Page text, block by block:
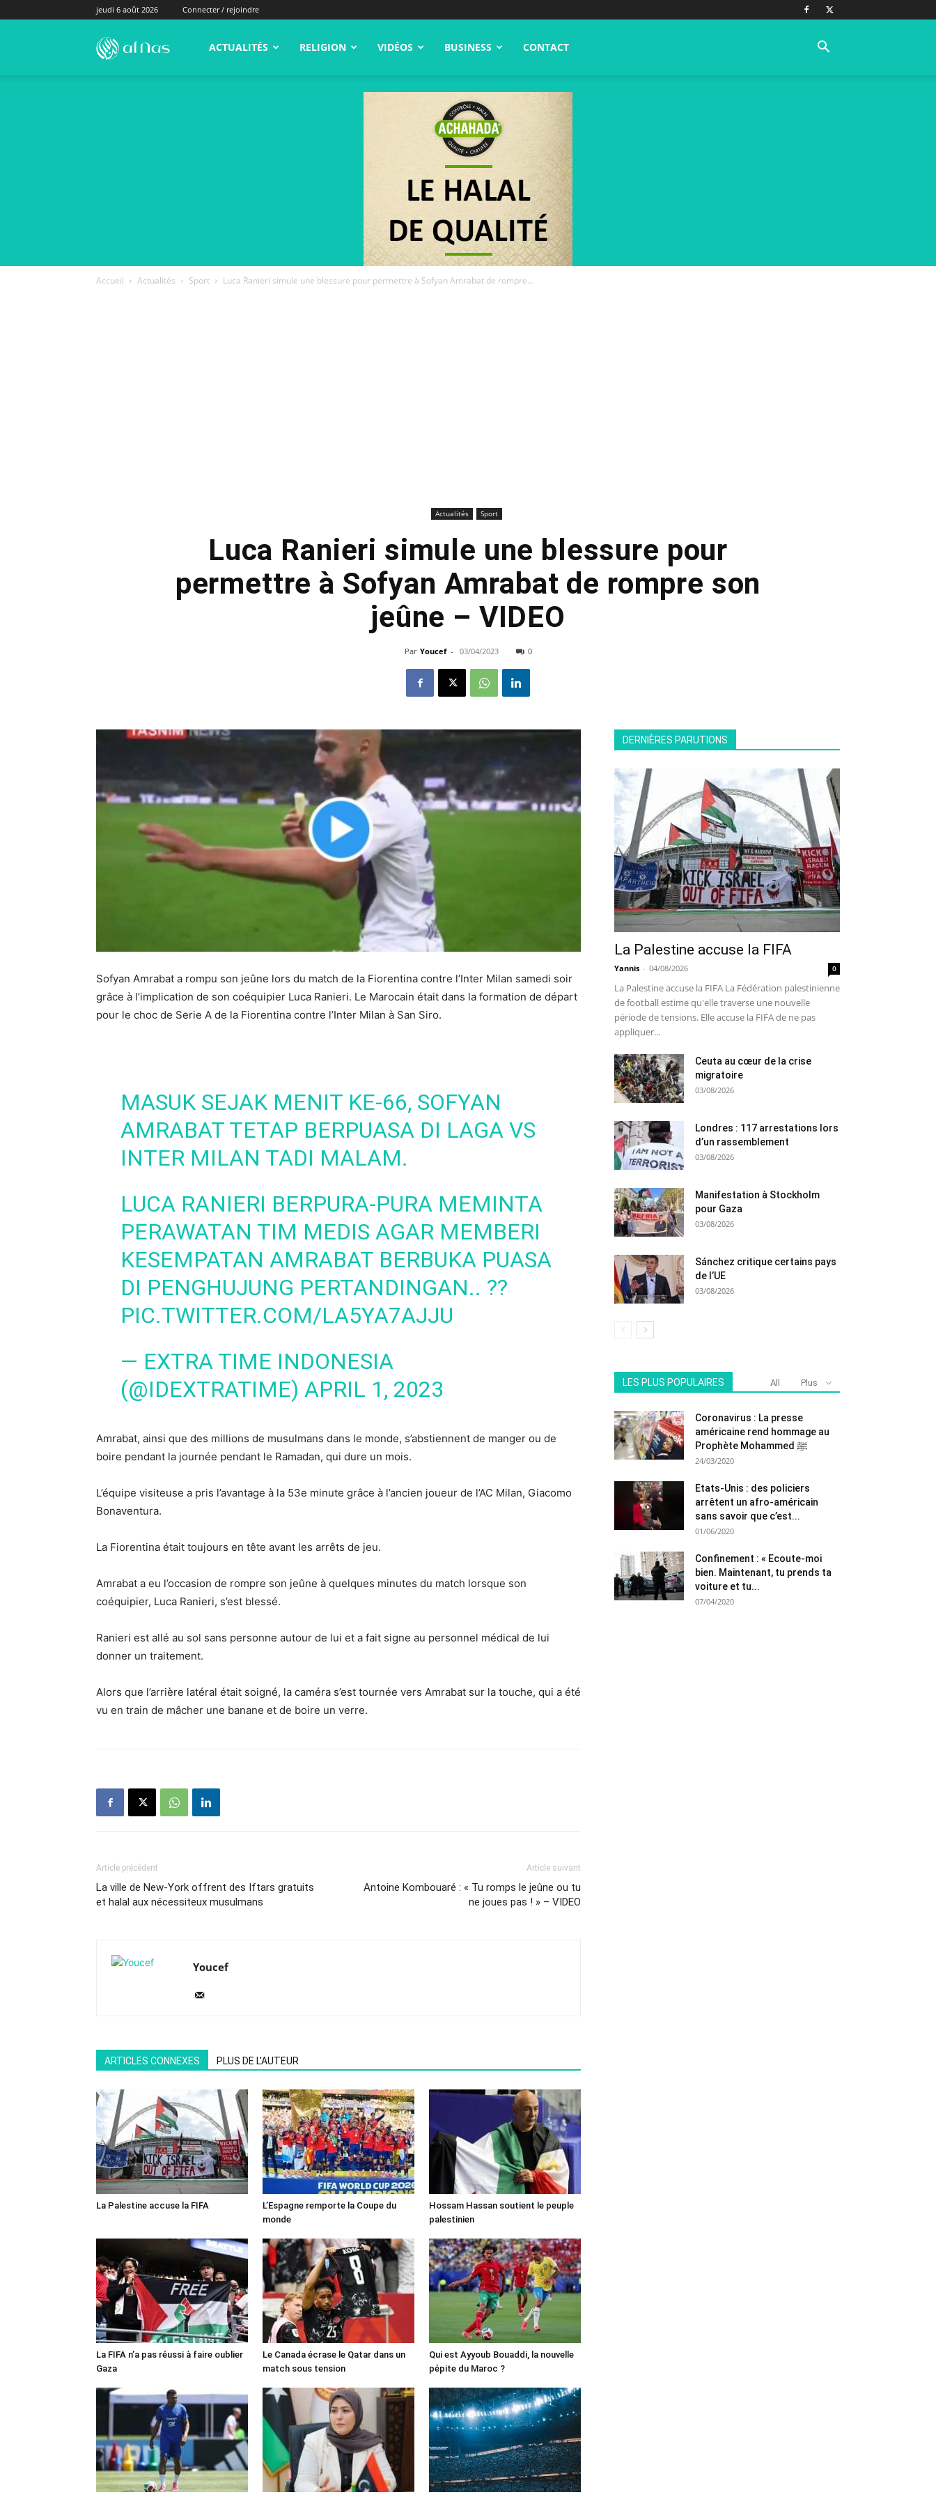
jeudi 6 août 2026 Connecter / rejoindre
alNas.fr ACTUALITÉS RELIGION VIDÉOS BUSINESS CONTACT
Accueil Actualités Sport Luca Ranieri simule une blessure pour permettre à Sofyan Amrabat de rompre...
Actualités Sport
Luca Ranieri simule une blessure pour
permettre à Sofyan Amrabat de rompre son
jeûne – VIDEO
Par Youcef - 03/04/2023 0
Sofyan Amrabat a rompu son jeûne lors du match de la Fiorentina contre l’Inter Milan samedi soir
grâce à l’implication de son coéquipier Luca Ranieri. Le Marocain était dans la formation de départ
pour le choc de Serie A de la Fiorentina contre l’Inter Milan à San Siro.
MASUK SEJAK MENIT KE-66, SOFYAN
AMRABAT TETAP BERPUASA DI LAGA VS
INTER MILAN TADI MALAM.
LUCA RANIERI BERPURA-PURA MEMINTA
PERAWATAN TIM MEDIS AGAR MEMBERI
KESEMPATAN AMRABAT BERBUKA PUASA
DI PENGHUJUNG PERTANDINGAN.. ??
PIC.TWITTER.COM/LA5YA7AJJU
— EXTRA TIME INDONESIA
(@IDEXTRATIME) APRIL 1, 2023
Amrabat, ainsi que des millions de musulmans dans le monde, s’abstiennent de manger ou de
boire pendant la journée pendant le Ramadan, qui dure un mois.
L’équipe visiteuse a pris l’avantage à la 53e minute grâce à l’ancien joueur de l’AC Milan, Giacomo
Bonaventura.
La Fiorentina était toujours en tête avant les arrêts de jeu.
Amrabat a eu l’occasion de rompre son jeûne à quelques minutes du match lorsque son
coéquipier, Luca Ranieri, s’est blessé.
Ranieri est allé au sol sans personne autour de lui et a fait signe au personnel médical de lui
donner un traitement.
Alors que l’arrière latéral était soigné, la caméra s’est tournée vers Amrabat sur la touche, qui a été
vu en train de mâcher une banane et de boire un verre.
Article précédent
La ville de New-York offrent des Iftars gratuits
et halal aux nécessiteux musulmans
Article suivant
Antoine Kombouaré : « Tu romps le jeûne ou tu
ne joues pas ! » – VIDEO
Youcef
ARTICLES CONNEXES PLUS DE L'AUTEUR
La Palestine accuse la FIFA
L’Espagne remporte la Coupe du
monde
Hossam Hassan soutient le peuple
palestinien
La FIFA n’a pas réussi à faire oublier
Gaza
Le Canada écrase le Qatar dans un
match sous tension
Qui est Ayyoub Bouaddi, la nouvelle
pépite du Maroc ?
DERNIÈRES PARUTIONS
La Palestine accuse la FIFA
Yannis - 04/08/2026 0
La Palestine accuse la FIFA La Fédération palestinienne
de football estime qu'elle traverse une nouvelle
période de tensions. Elle accuse la FIFA de ne pas
appliquer...
Ceuta au cœur de la crise
migratoire
03/08/2026
Londres : 117 arrestations lors
d’un rassemblement
03/08/2026
Manifestation à Stockholm
pour Gaza
03/08/2026
Sánchez critique certains pays
de l’UE
03/08/2026
LES PLUS POPULAIRES All Plus
Coronavirus : La presse
américaine rend hommage au
Prophète Mohammed ﷺ
24/03/2020
Etats-Unis : des policiers
arrêtent un afro-américain
sans savoir que c’est...
01/06/2020
Confinement : « Ecoute-moi
bien. Maintenant, tu prends ta
voiture et tu...
07/04/2020